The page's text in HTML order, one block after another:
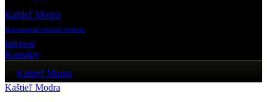
Kaštieľ Modra
Malokarpatské osvetové stredisko
Infobod
Kontakty
Kaštieľ Modra
Kaštieľ Modra